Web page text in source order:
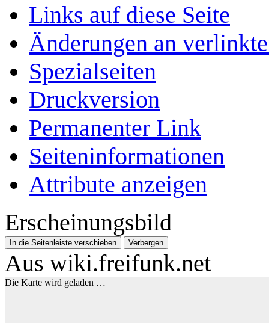
Links auf diese Seite
Änderungen an
Spezialseiten
Druckversion
Permanenter Link
Seiten­­informationen
Attribute anzeigen
Erscheinungsbild
In die Seitenleiste verschieben Verbergen
Aus wiki.freifunk.net
Die Karte wird geladen …